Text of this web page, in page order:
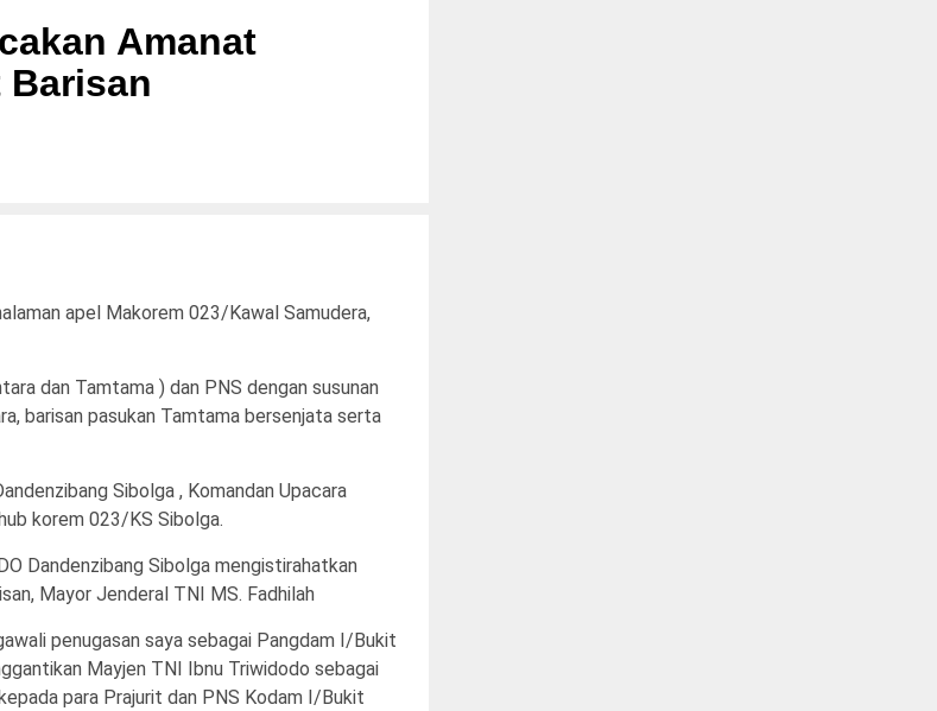
Amanat
Barisan
apel Makorem 023/Kawal Samudera,
dan Tamtama ) dan PNS dengan susunan
barisan pasukan Tamtama bersenjata serta
Sibolga , Komandan Upacara
korem 023/KS Sibolga.
Dandenzibang Sibolga mengistirahatkan
Mayor Jenderal TNI MS. Fadhilah
penugasan saya sebagai Pangdam I/Bukit
Mayjen TNI Ibnu Triwidodo sebagai
para Prajurit dan PNS Kodam I/Bukit